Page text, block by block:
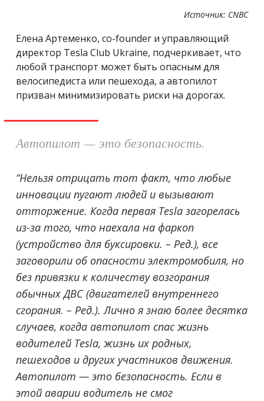
Источник: CNBC
Елена Артеменко, сo-founder и управляющий
директор Tesla Club Ukraine, подчеркивает, что
любой транспорт может быть опасным для
велосипедиста или пешехода, а автопилот
призван минимизировать риски на дорогах.
Автопилот — это безопасность.
“Нельзя отрицать тот факт, что любые
инновации пугают людей и вызывают
отторжение. Когда первая Tesla загорелась
из-за того, что наехала на фаркоп
(устройство для буксировки. – Ред.), все
заговорили об опасности электромобиля, но
без привязки к количеству возгорания
обычных ДВС (двигателей внутреннего
сгорания. – Ред.). Лично я знаю более десятка
случаев, когда автопилот спас жизнь
водителей Tesla, жизнь их родных,
пешеходов и других участников движения.
Автопилот — это безопасность. Если в
этой аварии водитель не смог